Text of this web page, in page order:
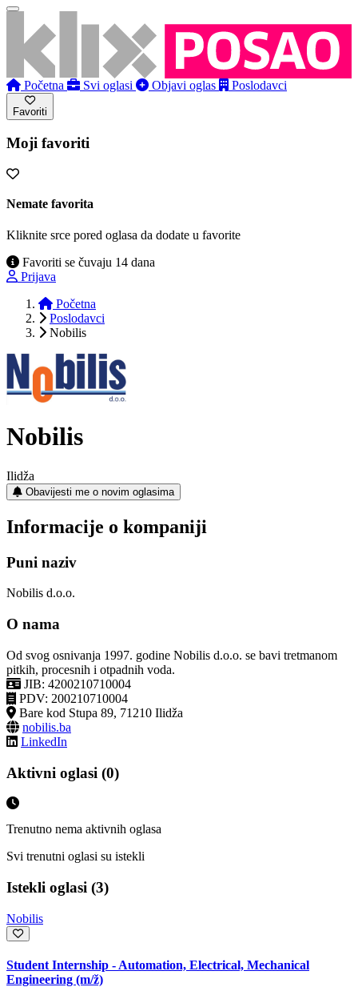
Početna Svi oglasi Objavi oglas Poslodavci
Favoriti
Moji favoriti
Nemate favorita
Kliknite srce pored oglasa da dodate u favorite
Favoriti se čuvaju 14 dana
Prijava
Početna
Poslodavci
Nobilis
Nobilis
Ilidža
Obavijesti me o novim oglasima
Informacije o kompaniji
Puni naziv
Nobilis d.o.o.
O nama
Od svog osnivanja 1997. godine Nobilis d.o.o. se bavi tretmanom
pitkih, procesnih i otpadnih voda.
JIB: 4200210710004
PDV: 200210710004
Bare kod Stupa 89, 71210 Ilidža
nobilis.ba
LinkedIn
Aktivni oglasi (0)
Trenutno nema aktivnih oglasa
Svi trenutni oglasi su istekli
Istekli oglasi (3)
Nobilis
Student Internship - Automation, Electrical, Mechanical
Engineering (m/ž)